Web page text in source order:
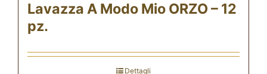
Lavazza A Modo Mio ORZO – 12
pz.
Dettagli